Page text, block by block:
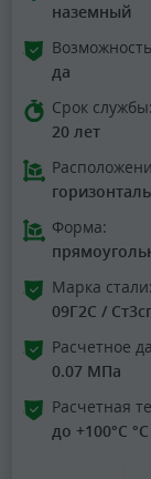
наземный
да
Срок службы:
20 лет
Форма:
Марка стали:
09Г2С /
Расчетное
0.07 МПа
Расчетная
до +100°C °C